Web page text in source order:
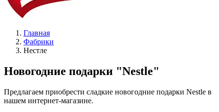
Главная
Фабрики
Нестле
Новогодние подарки "Nestle"
Предлагаем приобрести сладкие новогодние подарки Nestle в
нашем интернет-магазине.